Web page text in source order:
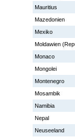
Mauritius
Mazedonien
Mexiko
Moldawien
Monaco
Mongolei
Montenegro
Mosambik
Namibia
Nepal
Neuseeland